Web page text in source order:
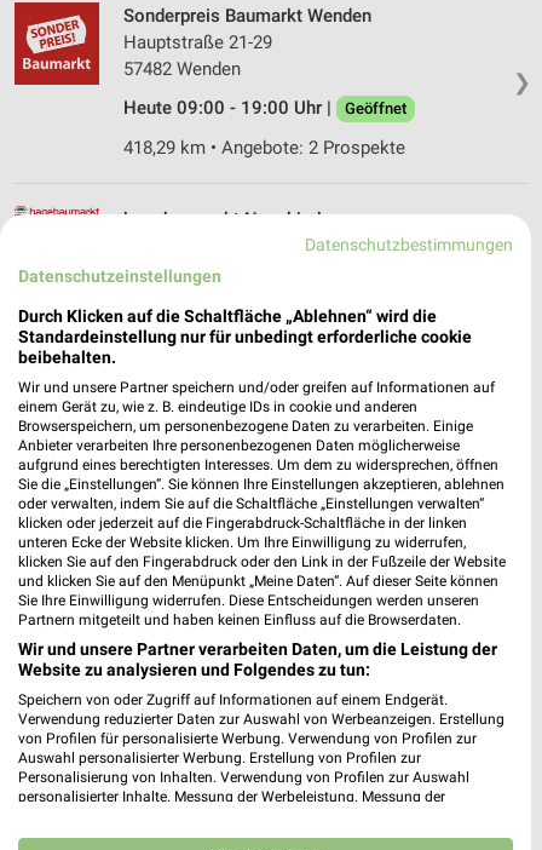
❯
Sonderpreis Baumarkt Wenden
Hauptstraße 21-29
57482 Wenden
Heute 09:00 - 19:00 Uhr |
Geöffnet
418,29 km • Angebote: 2 Prospekte
hagebaumarkt Neunkirchen
57290 Neunkirchen
Heute 09:00 - 19:00 Uhr | Geöffnet
418,95 km • Angebote: 1 Prospekt
hbm Neunkirchen
In der Au 15
57290 Neunkirchen
Heute 09:00 - 19:00 Uhr | Geöffnet
418,89 km
hagebaumarkt Eitorf
Im Auel 55
53783 Eitorf
Heute 08:00 - 20:00 Uhr | Geöffnet
453,10 km
Datenschutzbestimmungen
Datenschutzeinstellungen
Durch Klicken auf die Schaltfläche „Ablehnen“ wird die
Standardeinstellung nur für unbedingt erforderliche cookie
beibehalten.
Wir und unsere Partner speichern und/oder greifen auf Informationen auf
einem Gerät zu, wie z. B. eindeutige IDs in cookie und anderen
Browserspeichern, um personenbezogene Daten zu verarbeiten. Einige
Anbieter verarbeiten Ihre personenbezogenen Daten möglicherweise
aufgrund eines berechtigten Interesses. Um dem zu widersprechen, öffnen
Sie die „Einstellungen“. Sie können Ihre Einstellungen akzeptieren, ablehnen
oder verwalten, indem Sie auf die Schaltfläche „Einstellungen verwalten“
klicken oder jederzeit auf die Fingerabdruck-Schaltfläche in der linken
unteren Ecke der Website klicken. Um Ihre Einwilligung zu widerrufen,
klicken Sie auf den Fingerabdruck oder den Link in der Fußzeile der Website
und klicken Sie auf den Menüpunkt „Meine Daten“. Auf dieser Seite können
Sie Ihre Einwilligung widerrufen. Diese Entscheidungen werden unseren
Partnern mitgeteilt und haben keinen Einfluss auf die Browserdaten.
Wir und unsere Partner verarbeiten Daten, um die Leistung der
Website zu analysieren und Folgendes zu tun:
Speichern von oder Zugriff auf Informationen auf einem Endgerät.
Verwendung reduzierter Daten zur Auswahl von Werbeanzeigen. Erstellung
von Profilen für personalisierte Werbung. Verwendung von Profilen zur
Auswahl personalisierter Werbung. Erstellung von Profilen zur
Personalisierung von Inhalten. Verwendung von Profilen zur Auswahl
personalisierter Inhalte. Messung der Werbeleistung. Messung der
Kombinationen von Daten aus verschiedenen Quellen. Entwicklung und